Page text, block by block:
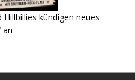
kündigen neues
an